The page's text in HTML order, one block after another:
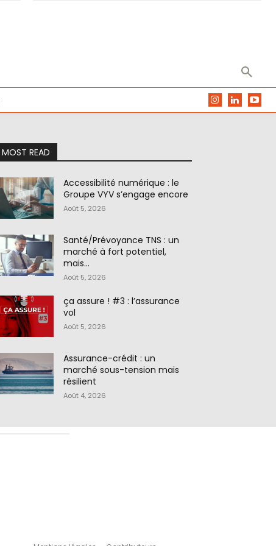
MOST READ
Accessibilité numérique : le
Groupe VYV s’engage encore
Août 5, 2026
Santé/Prévoyance TNS : un
marché à fort potentiel,
mais…
Août 5, 2026
ça assure ! #3 : l’assurance
vol
Août 5, 2026
Assurance-crédit : un
marché sous-tension mais
résilient
Août 4, 2026